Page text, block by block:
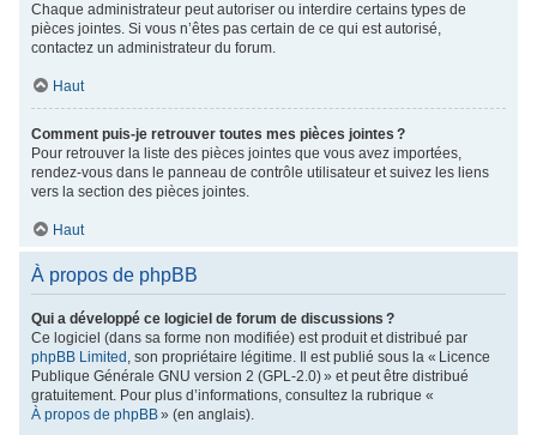
Chaque administrateur peut autoriser ou interdire certains types de
pièces jointes. Si vous n’êtes pas certain de ce qui est autorisé,
contactez un administrateur du forum.
Haut
Comment puis-je retrouver toutes mes pièces jointes ?
Pour retrouver la liste des pièces jointes que vous avez importées,
rendez-vous dans le panneau de contrôle utilisateur et suivez les liens
vers la section des pièces jointes.
Haut
À propos de phpBB
Qui a développé ce logiciel de forum de discussions ?
Ce logiciel (dans sa forme non modifiée) est produit et distribué par
phpBB Limited , son propriétaire légitime. Il est publié sous la « Licence
Publique Générale GNU version 2 (GPL-2.0) » et peut être distribué
gratuitement. Pour plus d’informations, consultez la rubrique «
À propos de phpBB» (en anglais).